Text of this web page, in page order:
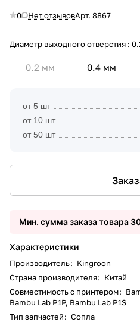
0 Нет отзывовАрт. 8867
Диаметр выходного отверстия :
0.2 мм 0.4 мм
от 5 шт
от 10 шт
от 50 шт
Мин. сумма заказа товара
Характеристики
Производитель: Kingroon
Страна производителя: Китай
Совместимость с принтером:
Bambu Lab P1P, Bambu Lab P1S
Тип запчастей: Сопла